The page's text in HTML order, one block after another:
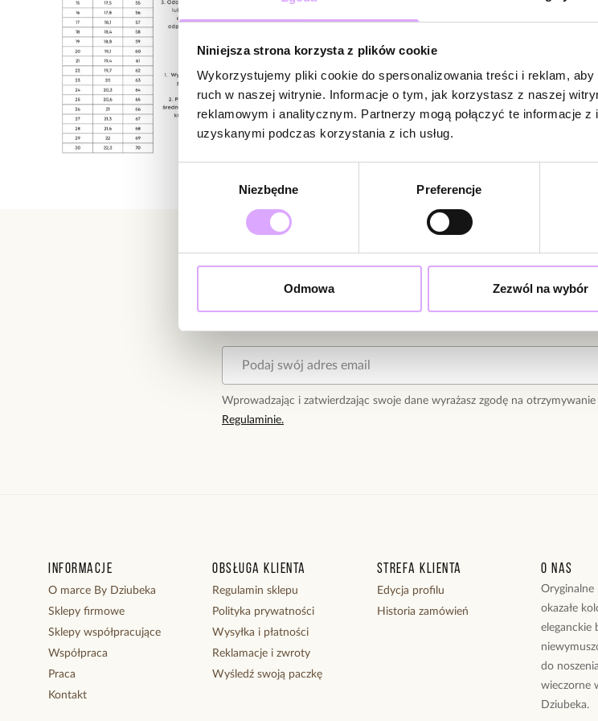
Niniejsza strona korzysta z plików cookie
Wykorzystujemy pliki cookie do spersonalizowania treści i reklam,
ruch w naszej witrynie. Informacje o tym, jak korzystasz z naszej
reklamowym i analitycznym. Partnerzy mogą połączyć te informacje
uzyskanymi podczas korzystania z ich usług.
Niezbędne Preferencje
Odmowa Zezwól na wybór
Newsletter
Bądź na bieżąco z nowościami i promocjami!
Wprowadzając i zatwierdzając swoje dane wyrażasz zgodę na
Regulaminie.
Informacje
O marce By Dziubeka
Sklepy firmowe
Sklepy współpracujące
Współpraca
Praca
Kontakt
Obsługa klienta
Regulamin sklepu
Polityka prywatności
Wysyłka i płatności
Reklamacje i zwroty
Wyśledź swoją paczkę
Strefa klienta
Edycja profilu
Historia zamówień
O nas
Oryginalne
okazałe
eleganckie
do
wieczorne
Dziubeka.